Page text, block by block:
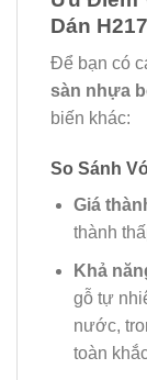
Dán
Để bạn có
sàn nhựa
biến khác:
So Sánh
Giá
thành
Khả
gỗ tự
nước,
toàn